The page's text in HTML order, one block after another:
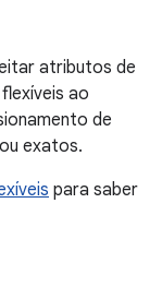
atributos de
ao
de
exatos.
para saber